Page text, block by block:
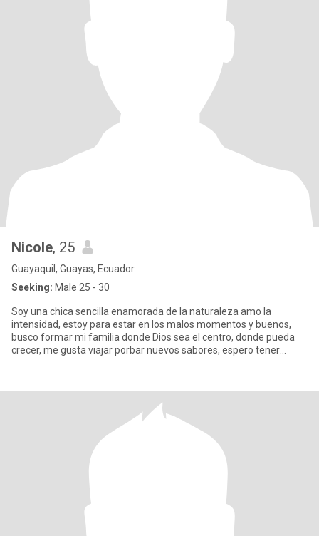
Nicole, 25
Guayaquil, Guayas, Ecuador
Seeking: Male 25 - 30
Soy una chica sencilla enamorada de la naturaleza amo la
intensidad, estoy para estar en los malos momentos y buenos,
busco formar mi familia donde Dios sea el centro, donde pueda
crecer, me gusta viajar porbar nuevos sabores, espero tener